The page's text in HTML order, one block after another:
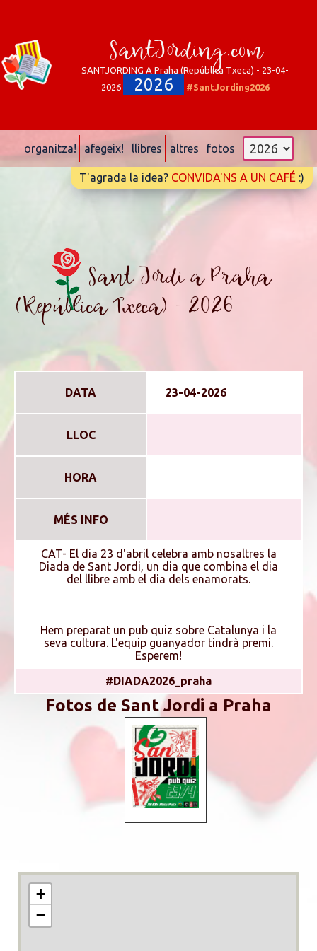
SantJording.com
SANTJORDING A Praha (República Txeca) - 23-04-
2026
2026 #SantJording2026
organitza! afegeix! llibres altres fotos
T'agrada la idea? CONVIDA'NS A UN CAFÉ :)
Sant Jordi a Praha
(República Txeca) - 2026
DATA 23-04-2026
LLOC
HORA
MÉS INFO
CAT- El dia 23 d'abril celebra amb nosaltres la
Diada de Sant Jordi, un dia que combina el dia
del llibre amb el dia dels enamorats.
Hem preparat un pub quiz sobre Catalunya i la
seva cultura. L'equip guanyador tindrà premi.
Esperem!
#DIADA2026_praha
Fotos de Sant Jordi a Praha
+
−